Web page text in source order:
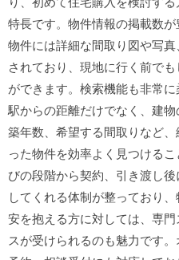
特長です。物件情報の掲載数
物件には詳細な間取り図や写
されており、現地に行く前で
ができます。検索機能も非常
駅からの距離だけでなく、建
築年数、希望する間取りなど
った物件を効率よく見つける
びの段階から契約、引き渡し
してくれる体制が整っており
安を抱える方に対しては、専
スが受けられるのも魅力です